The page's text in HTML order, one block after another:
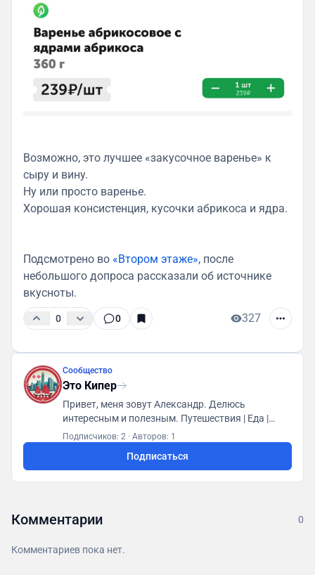
Возможно, это лучшее «закусочное варенье» к
сыру и вину.
Ну или просто варенье.
Хорошая консистенция, кусочки абрикоса и ядра.
Подсмотрено во «Втором этаже», после
небольшого допроса рассказали об источнике
вкусноты.
0 0 327
Сообщество
Это Кипер
Привет, меня зовут Александр. Делюсь
интересным и полезным. Путешествия | Еда |
Впечатления | Немного про работу Отвечаю за
вино) - @vkusvillwine Иногда пишу в
Подписчиков: 2 · Авторов: 1
Подписаться
Комментарии 0
Комментариев пока нет.